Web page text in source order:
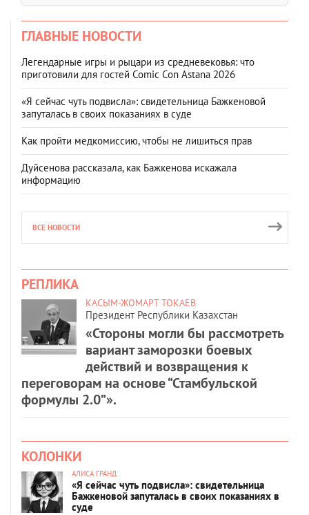
ГЛАВНЫЕ НОВОСТИ
Легендарные игры и рыцари из средневековья: что
приготовили для гостей Comic Con Astana 2026
«Я сейчас чуть подвисла»: свидетельница Бажкеновой
запуталась в своих показаниях в суде
Как пройти медкомиссию, чтобы не лишиться прав
Дуйсенова рассказала, как Бажкенова искажала
информацию
ВСЕ НОВОСТИ
РЕПЛИКА
КАСЫМ-ЖОМАРТ ТОКАЕВ
Президент Республики Казахстан
«Стороны могли бы рассмотреть
вариант заморозки боевых
действий и возвращения к
переговорам на основе “Стамбульской
формулы 2.0”».
КОЛОНКИ
АЛИСА ГРАНД
«Я сейчас чуть подвисла»: свидетельница
Бажкеновой запуталась в своих показаниях в
суде